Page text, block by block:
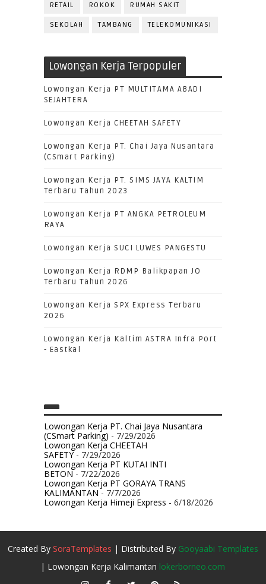
RETAIL ROKOK RUMAH SAKIT
SEKOLAH TAMBANG TELEKOMUNIKASI
Lowongan Kerja Terpopuler
Lowongan Kerja PT MULTITAMA ABADI
SEJAHTERA
Lowongan Kerja CHEETAH SAFETY
Lowongan Kerja PT. Chai Jaya Nusantara
(CSmart Parking)
Lowongan Kerja PT. SIMS JAYA KALTIM
Terbaru Tahun 2023
Lowongan Kerja PT ANGKA PETROLEUM
RAYA
Lowongan Kerja SUCI LUWES PANGESTU
Lowongan Kerja RDMP Balikpapan JO
Terbaru Tahun 2026
Lowongan Kerja SPX Express Terbaru
2026
Lowongan Kerja Kaltim ASTRA Infra Port
- Eastkal
Lowongan Kerja PT. Chai Jaya Nusantara
(CSmart Parking) - 7/29/2026
Lowongan Kerja CHEETAH
SAFETY- 7/29/2026
Lowongan Kerja PT KUTAI INTI
BETON- 7/22/2026
Lowongan Kerja PT GORAYA TRANS
KALIMANTAN- 7/7/2026
Lowongan Kerja Himeji Express - 6/18/2026
Created By SoraTemplates | Distributed By Gooyaabi Templates
| Lowongan Kerja Kalimantan lokerborneo.com